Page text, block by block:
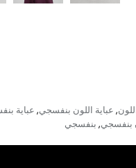
, عباية اللون بنفسجي, عباية
بنفسجي, بنفسجي